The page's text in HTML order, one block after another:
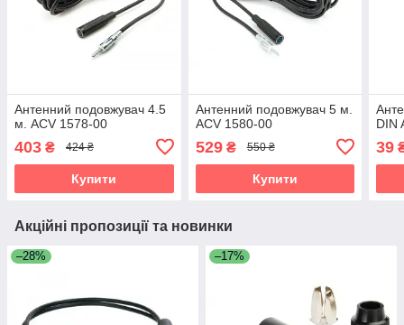
Антенний подовжувач 4.5
м. ACV 1578-00
403 ₴ 424 ₴
Купити
Антенний подовжувач 5 м.
ACV 1580-00
529₴ 550 ₴
Купити
DIN
39
Акційні пропозиції та новинки
–28% –17%